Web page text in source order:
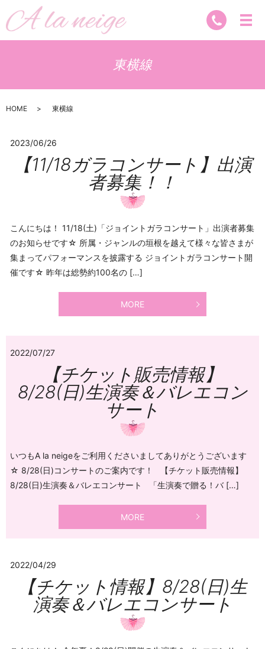
東横線
HOME 東横線
2023/06/26
【11/18ガラコンサート】出演
者募集！！
こんにちは！ 11/18(土)「ジョイントガラコンサート」出演者募集
のお知らせです☆ 所属・ジャンルの垣根を越えて様々な皆さまが
集まってパフォーマンスを披露する ジョイントガラコンサート開
催です☆ 昨年は総勢約100名の […]
MORE
2022/07/27
【チケット販売情報】
8/28(日)生演奏＆バレエコン
サート
いつもA la neigeをご利用くださいましてありがとうございます
☆ 8/28(日)コンサートのご案内です！ 【チケット販売情報】
8/28(日)生演奏＆バレエコンサート 「生演奏で贈る！バ […]
MORE
2022/04/29
【チケット情報】8/28(日)生
演奏＆バレエコンサート